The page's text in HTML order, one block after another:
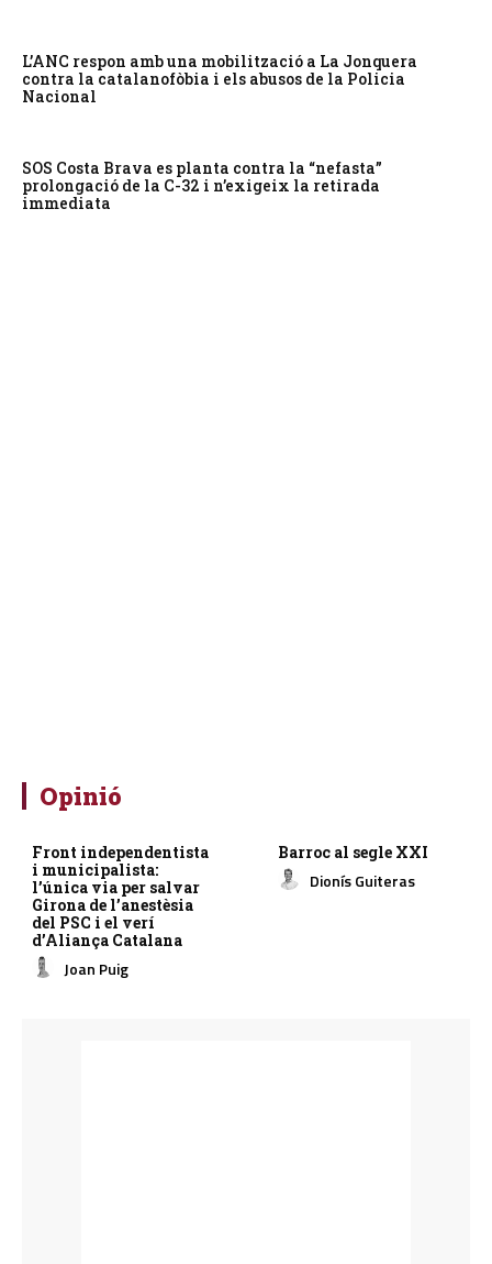
L’ANC respon amb una mobilització a La Jonquera
contra la catalanofòbia i els abusos de la Policia
Nacional
SOS Costa Brava es planta contra la “nefasta”
prolongació de la C-32 i n’exigeix la retirada
immediata
Opinió
Front independentista
i municipalista:
l’única via per salvar
Girona de l’anestèsia
del PSC i el verí
d’Aliança Catalana
Joan Puig
Barroc al segle XXI
Dionís Guiteras